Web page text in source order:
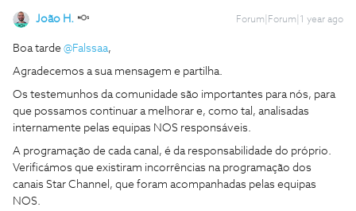
João H. Forum|Forum|1 year ago
Boa tarde ​ @Falssaa,
Agradecemos a sua mensagem e partilha.
Os testemunhos da comunidade são importantes para nós, para
que possamos continuar a melhorar e, como tal, analisadas
internamente pelas equipas NOS responsáveis.
A programação de cada canal, é da responsabilidade do próprio.
Verificámos que existiram incorrências na programação dos
canais Star Channel, que foram acompanhadas pelas equipas
NOS.